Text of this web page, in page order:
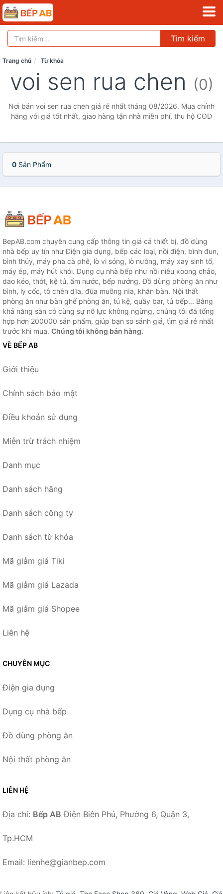
Tìm kiếm
Trang chủ Từ khóa
voi sen rua chen (0)
Nơi bán voi sen rua chen giá rẻ nhất tháng 08/2026. Mua chính
hãng với giá tốt nhất, giao hàng tận nhà miễn phí, thu hộ COD
0 Sản Phẩm
BepAB.com chuyên cung cấp thông tin giá cả thiết bị, đồ dùng
nhà bếp uy tín như Điện gia dụng, bếp các loại, nồi điện, bình đun,
bình thủy, máy pha cà phê, lò vi sóng, lò nướng, máy xay sinh tố,
máy ép, máy hút khói. Dụng cụ nhà bếp như nồi niêu xoong chảo,
dao kéo, thớt, kệ tủ, ấm nước, bếp nướng. Đồ dùng phòng ăn như
bình, ly cốc, tô chén dĩa, đũa muỗng nĩa, khăn bàn. Nội thất
phòng ăn như bàn ghế phòng ăn, tủ kệ, quầy bar, tủ bếp... Bằng
khả năng sẵn có cùng sự nỗ lực không ngừng, chúng tôi đã tổng
hợp hơn 200000 sản phẩm, giúp bạn so sánh giá, tìm giá rẻ nhất
trước khi mua. Chúng tôi không bán hàng.
VỀ BẾP AB
Giới thiệu
Chính sách bảo mật
Điều khoản sử dụng
Miễn trừ trách nhiệm
Danh mục
Danh sách hãng
Danh sách công ty
Danh sách từ khóa
Mã giảm giá Tiki
Mã giảm giá Lazada
Mã giảm giá Shopee
Liên hệ
CHUYÊN MỤC
Điện gia dụng
Dụng cụ nhà bếp
Đồ dùng phòng ăn
Nội thất phòng ăn
LIÊN HỆ
Địa chỉ: Bếp AB Điện Biên Phủ, Phường 6, Quận 3,
Tp.HCM
Email: lienhe@gianbep.com